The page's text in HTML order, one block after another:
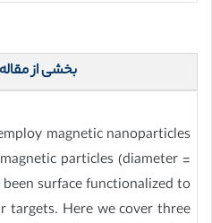
بخشی از
magnetic nanoparticles
particles (diameter =
surface functionalized to
targets. Here we cover three